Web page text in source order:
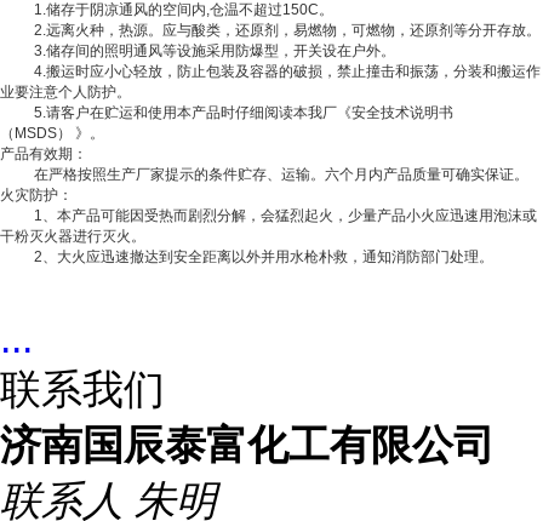
1.储存于阴凉通风的空间内,仓温不超过150C。
2.远离火种，热源。应与酸类，还原剂，易燃物，可燃物，还原剂等分开存放。
3.储存间的照明通风等设施采用防爆型，开关设在户外。
4.搬运时应小心轻放，防止包装及容器的破损，禁止撞击和振荡，分装和搬运作
业要注意个人防护。
5.请客户在贮运和使用本产品时仔细阅读本我厂《安全技术说明书
（MSDS） 》。
产品有效期：
在严格按照生产厂家提示的条件贮存、运输。六个月内产品质量可确实保证。
火灾防护：
1、本产品可能因受热而剧烈分解，会猛烈起火，少量产品小火应迅速用泡沫或
干粉灭火器进行灭火。
2、大火应迅速撤达到安全距离以外并用水枪朴救，通知消防部门处理。
...
联系我们
济南国辰泰富化工有限公司
联系人 朱明